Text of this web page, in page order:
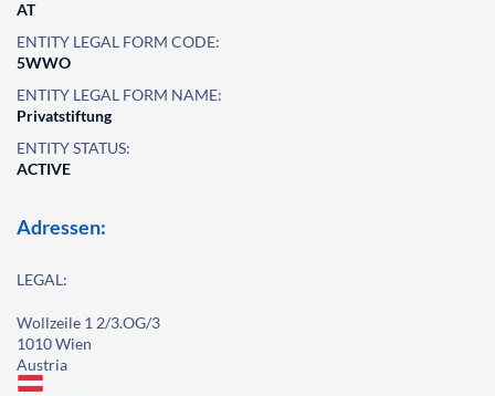
AT
ENTITY LEGAL FORM CODE:
5WWO
ENTITY LEGAL FORM NAME:
Privatstiftung
ENTITY STATUS:
ACTIVE
Adressen:
LEGAL:
Wollzeile 1 2/3.OG/3
1010 Wien
Austria